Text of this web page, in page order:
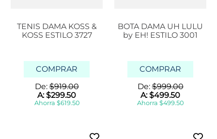
TENIS DAMA KOSS &
KOSS ESTILO 3727
COMPRAR
De:$919.00
A:$299.50
Ahorra $619.50
BOTA DAMA UH LULU
by EH! ESTILO 3001
COMPRAR
De:$999.00
A:$499.50
Ahorra $499.50